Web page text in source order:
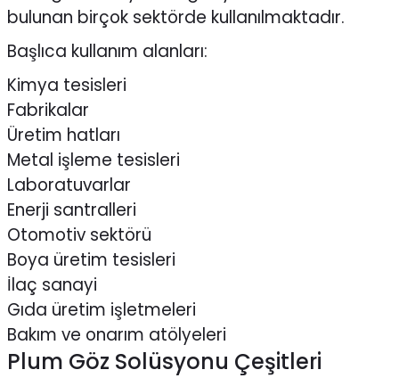
bulunan birçok sektörde kullanılmaktadır.
Başlıca kullanım alanları:
Kimya tesisleri
Fabrikalar
Üretim hatları
Metal işleme tesisleri
Laboratuvarlar
Enerji santralleri
Otomotiv sektörü
Boya üretim tesisleri
İlaç sanayi
Gıda üretim işletmeleri
Bakım ve onarım atölyeleri
Plum Göz Solüsyonu Çeşitleri